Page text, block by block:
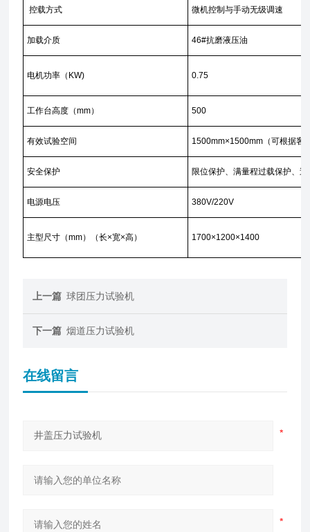
控载方式 微机控制与手动无级调速
加载介质 46#抗磨液压油
电机功率（KW) 0.75
工作台高度（mm） 500
有效试验空间 1500mm×1500mm（可根据客
安全保护 限位保护、满量程过载保护、
电源电压 380V/220V
主型尺寸（mm）（长×宽×高） 1700×1200×1400
上一篇 球团压力试验机
下一篇 烟道压力试验机
在线留言